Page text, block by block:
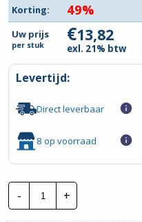
Korting:
49%
Uw prijs
per stuk €13,82
exl. 21% btw
Levertijd:
Direct leverbaar
8 op voorraad
-
Busch-
Jaeger
Reflex
+